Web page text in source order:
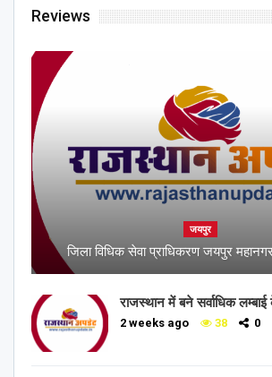
Reviews
जयपुर
जिला विधिक सेवा प्राधिकरण जयपुर महानगर
राजस्थान में बने सर्वाधिक
2 weeks ago 38 0